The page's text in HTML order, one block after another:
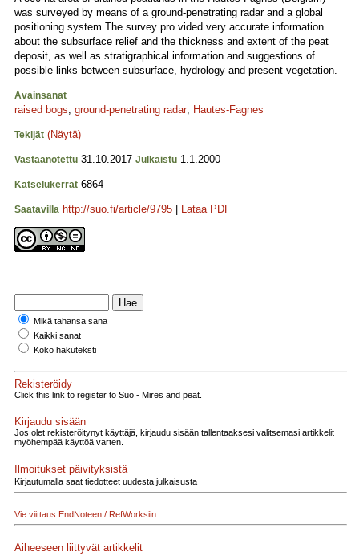
was surveyed by means of a ground-penetrating radar and a global
positioning system.The survey pro vided very accurate information
about the subsurface relief and the thickness and extent of the peat
deposit, as well as stratigraphical information and suggestions of
possible links between subsurface, hydrology and present vegetation.
Avainsanat
raised bogs; ground-penetrating radar; Hautes-Fagnes
Tekijät (Näytä)
Vastaanotettu 31.10.2017 Julkaistu 1.1.2000
Katselukerrat 6864
Saatavilla http://suo.fi/article/9795 Lataa PDF
Mikä tahansa sana
Kaikki sanat
Koko hakuteksti
Rekisteröidy
Click this link to register to Suo - Mires and peat.
Kirjaudu sisään
Jos olet rekisteröitynyt käyttäjä, kirjaudu sisään tallentaaksesi valitsemasi artikkelit
myöhempää käyttöä varten.
Ilmoitukset päivityksistä
Kirjautumalla saat tiedotteet uudesta julkaisusta
Vie viittaus EndNoteen / RefWorksiin
Aiheeseen liittyvät artikkelit